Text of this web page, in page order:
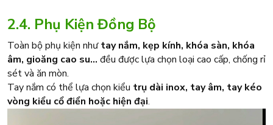
2.4. Phụ Kiện Đồng Bộ
Toàn bộ phụ kiện nhưtay nắm, kẹp kính, khóa sàn, khóa
âm, gioăng cao su… đều được lựa chọn loại cao cấp, chống rỉ
sét và ăn mòn.
Tay nắm có thể lựa chọn kiểu trụ dài inox, tay âm, tay kéo
vòng kiểu cổ điển hoặc hiện đại.